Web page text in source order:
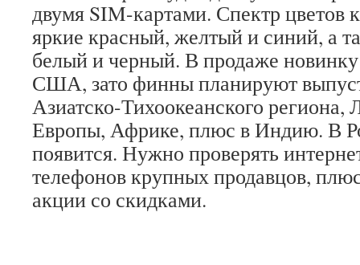
двумя SIM-картами. Спектр цветов
яркие красный, желтый и синий, а
белый и черный. В продаже
США, зато финны планируют
Азиатско-Тихоокеанского
Европы, Африке, плюс в Индию. В
появится. Нужно проверять
телефонов крупных продавцов,
акции со скидками.